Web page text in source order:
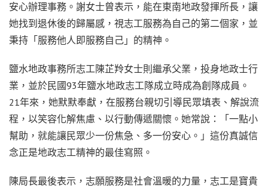
安心辦理事務。謝女士曾表示，能在東南地政發揮所長，讓
她找到退休後的歸屬感，視志工服務為自己的第二個家，並
秉持「服務他人即服務自己」的精神。
鹽水地政事務所志工陳芷羚女士則繼承父業，投身地政士行
業，並於民國93年鹽水地政志工隊成立時成為創隊成員。
21年來，她默默奉獻，在服務台親切引導民眾填表、解說流
程，以笑容化解焦慮、以行動傳遞關懷。她常說：「一點小
幫助，就能讓民眾少一份焦急、多一份安心。」這份真誠信
念正是地政志工精神的最佳寫照。
陳局長最後表示，志願服務是社會溫暖的力量，志工是寶貴